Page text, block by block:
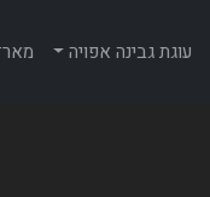
עוגת גבינה אפויה